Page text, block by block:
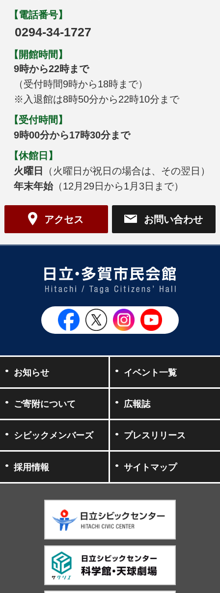
【電話番号】
0294-34-1727
【開館時間】
9時から22時まで
（受付時間9時から18時まで）
※入退館は8時50分から22時10分まで
【受付時間】
9時00分から17時30分まで
【休館日】
火曜日
（火曜日が祝日の場合は、その翌日）
年末年始（12月29日から1月3日まで）
アクセス お問い合わせ
日立シビックセンター公式
日立シビックセンター
日立シビックセ
日立シビ
お知らせ イベント一覧
ご寄附について 広報誌
シビックメンバーズ プレスリリース
採用情報 サイトマップ